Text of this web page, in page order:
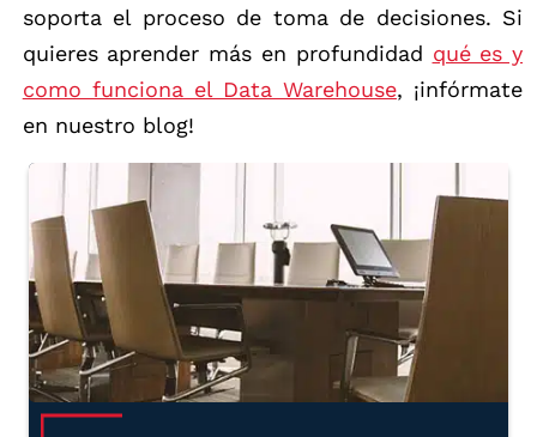
soporta el proceso de toma de decisiones. Si
quieres aprender más en profundidad qué es y
como funciona el Data Warehouse, ¡infórmate
en nuestro blog!